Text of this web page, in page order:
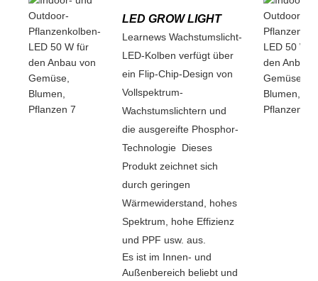
LED GROW LIGHT
Learnews Wachstumslicht-
LED-Kolben verfügt über
ein Flip-Chip-Design von
Vollspektrum-
Wachstumslichtern und
die ausgereifte Phosphor-
Technologie Dieses
Produkt zeichnet sich
durch geringen
Wärmewiderstand, hohes
Spektrum, hohe Effizienz
und PPF usw. aus.
Es ist im Innen- und
Außenbereich beliebt und